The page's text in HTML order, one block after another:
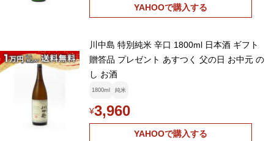
YAHOOで購入する
川中島 特別純米 辛口 1800ml 日本酒 ギフト
贈答品 プレゼント あすつく 父の日 お中元 の
し お酒
1800ml 純米
¥3,960
YAHOOで購入する